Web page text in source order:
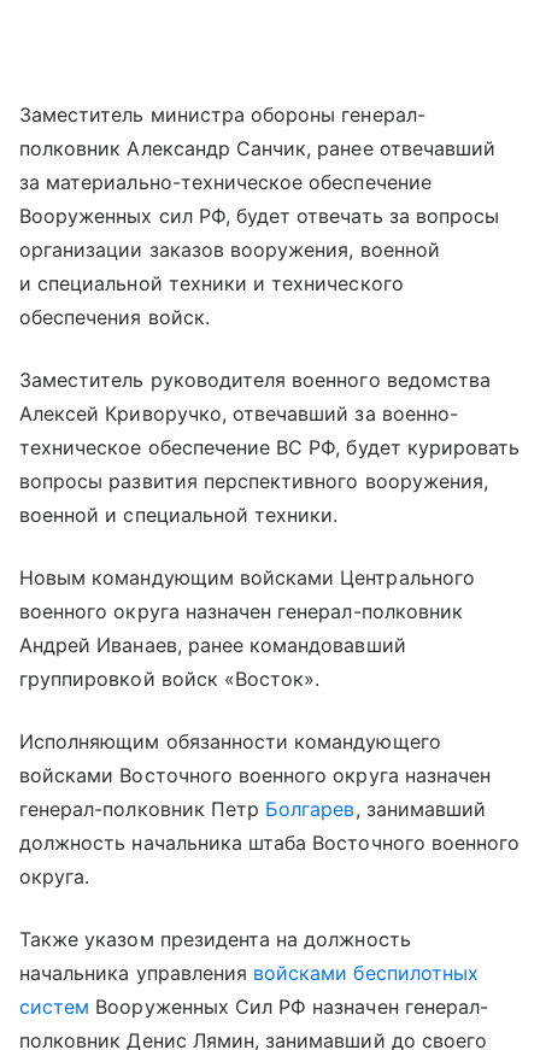
Заместитель министра обороны генерал-
полковник Александр Санчик, ранее отвечавший
за материально-техническое обеспечение
Вооруженных сил РФ, будет отвечать за вопросы
организации заказов вооружения, военной
и специальной техники и технического
обеспечения войск.
Заместитель руководителя военного ведомства
Алексей Криворучко, отвечавший за военно-
техническое обеспечение ВС РФ, будет курировать
вопросы развития перспективного вооружения,
военной и специальной техники.
Новым командующим войсками Центрального
военного округа назначен генерал-полковник
Андрей Иванаев, ранее командовавший
группировкой войск «Восток».
Исполняющим обязанности командующего
войсками Восточного военного округа назначен
генерал-полковник Петр Болгарев, занимавший
должность начальника штаба Восточного военного
округа.
Также указом президента на должность
начальника управления войсками беспилотных
систем Вооруженных Сил РФ назначен генерал-
полковник Денис Лямин, занимавший до своего